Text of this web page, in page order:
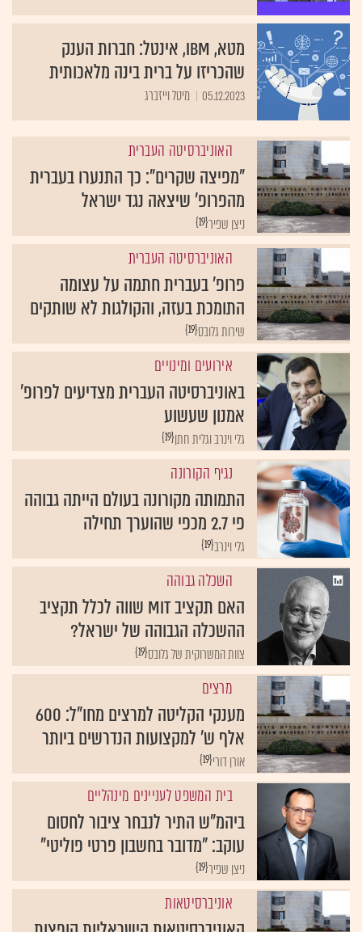
מטא, IBM, אינטל: חברות הענק
שהכריזו על ברית בינה מלאכותית
05.12.2023 מיטל וייזברג
האוניברסיטה העברית
"מפיצה שקרים": כך התנערו בעברית
מהפרופ' שיצאה נגד ישראל
{19}ניצן שפיר
האוניברסיטה העברית
פרופ' בעברית חתמה על עצומה
התומכת בעזה, והקולגות לא שותקים
{19}שירות גלובס
אירועים ומינויים
באוניברסיטה העברית מצדיעים לפרופ'
אמנון שעשוע
{19}גלי וינרב וגלית חתן
נגיף הקורונה
התמותה מקורונה בעולם הייתה גבוהה
פי 2.7 מכפי שהוערך תחילה
{19}גלי וינרב
השכלה גבוהה
האם תקציב MIT שווה לכלל תקציב
ההשכלה הגבוהה של ישראל?
{19}צוות המשרוקית של גלובס
מרצים
מענקי הקליטה למרצים מחו"ל: 600
אלף ש' למקצועות הנדרשים ביותר
{19}אורן דורי
בית המשפט לעניינים מינהליים
ביהמ"ש התיר לנבחר ציבור לחסום
עוקב: "מדובר בחשבון פרטי פוליטי"
{19}ניצן שפיר
אוניברסיטאות